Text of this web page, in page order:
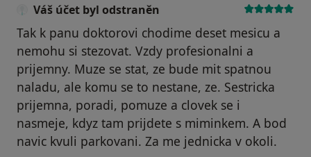
Váš účet byl odstraněn
Tak k panu doktorovi chodime deset mesicu a
nemohu si stezovat. Vzdy profesionalni a
prijemny. Muze se stat, ze bude mit spatnou
naladu, ale komu se to nestane, ze. Sestricka
prijemna, poradi, pomuze a clovek se i
nasmeje, kdyz tam prijdete s miminkem. A bod
navic kvuli parkovani. Za me jednicka v okoli.